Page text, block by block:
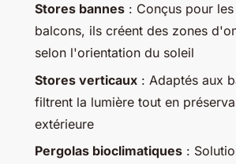
Stores bannes : Conçus pour
balcons, ils créent des zones
selon l'orientation du soleil
Stores verticaux : Adaptés aux
filtrent la lumière tout en
extérieure
Pergolas bioclimatiques :